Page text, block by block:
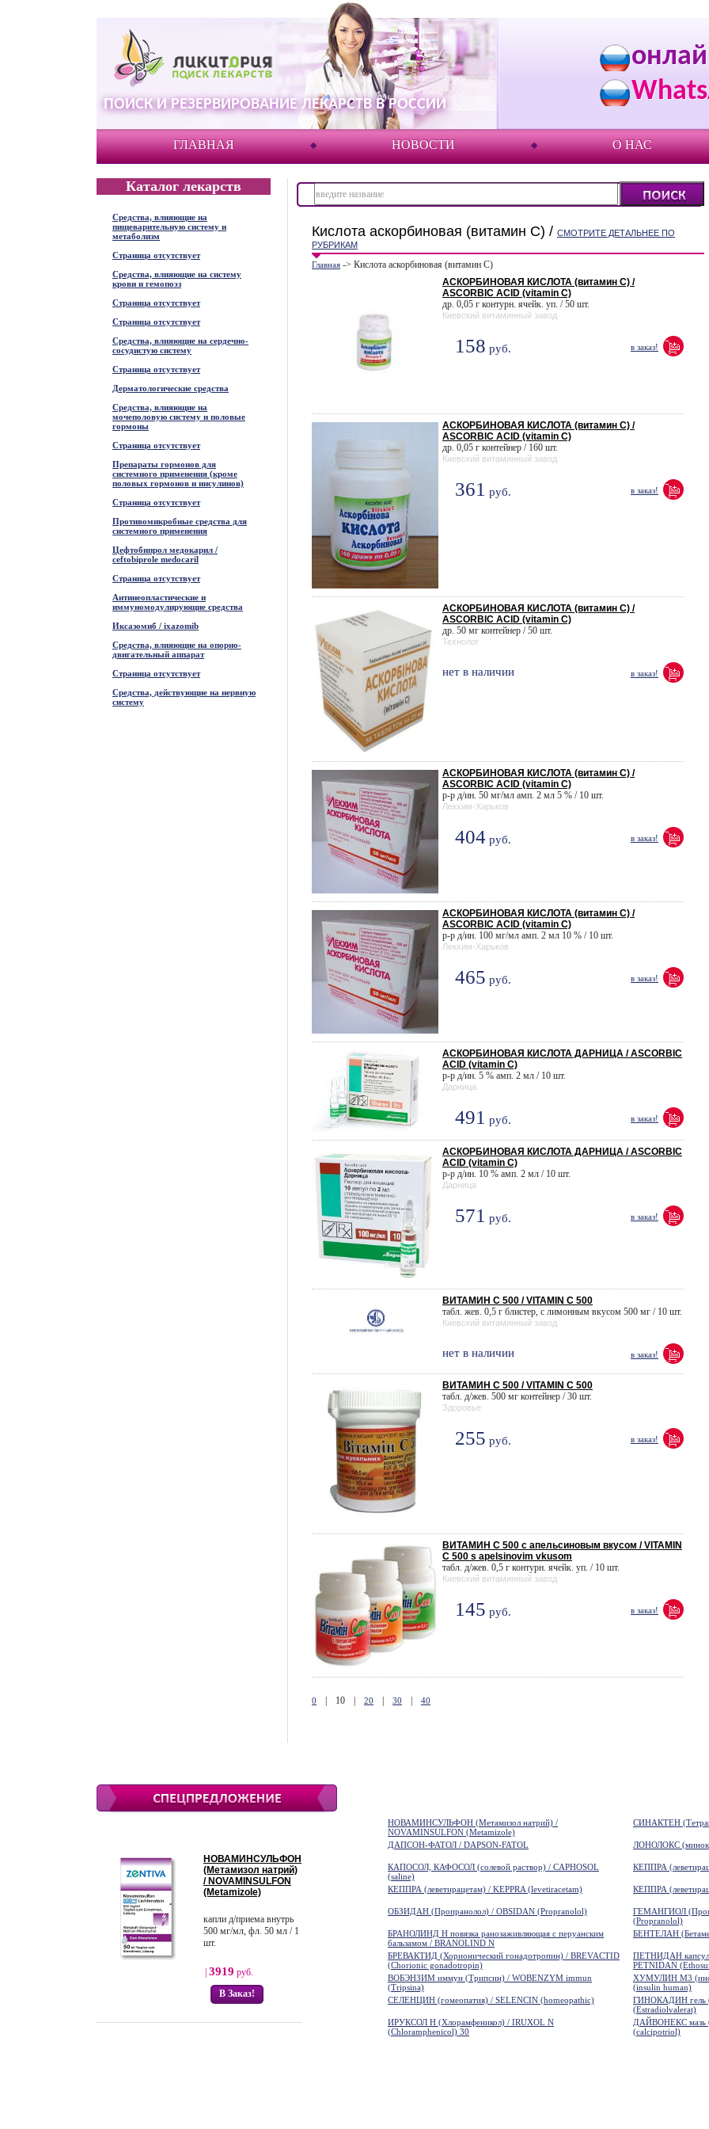
ПОИСК И РЕЗЕРВИРОВАНИЕ ЛЕКАРСТВ В РОССИИ
ГЛАВНАЯ НОВОСТИ О НАС
Каталог лекарств
Средства, влияющие на
пищеварительную систему и
метаболизм
Страница отсутствует
Средства, влияющие на систему
крови и гемопоэз
Страница отсутствует
Страница отсутствует
Средства, влияющие на сердечно-
сосудистую систему
Страница отсутствует
Дерматологические средства
Средства, влияющие на
мочеполовую систему и половые
гормоны
Страница отсутствует
Препараты гормонов для
системного применения (кроме
половых гормонов и инсулинов)
Страница отсутствует
Противомикробные средства для
системного применения
Цефтобипрол медокарил /
ceftobiprole medocaril
Страница отсутствует
Антинеопластические и
иммуномодулирующие средства
Иксазомиб / ixazomib
Средства, влияющие на опорно-
двигательный аппарат
Страница отсутствует
Средства, действующие на нервную
систему
Кислота аскорбиновая (витамин С) / СМОТРИТЕ ДЕТАЛЬНЕЕ ПО
РУБРИКАМ
Главная -> Кислота аскорбиновая (витамин С)
АСКОРБИНОВАЯ КИСЛОТА (витамин С) /
ASCORBIC ACID (vitamin C)
др. 0,05 г контурн. ячейк. уп. / 50 шт.
Киевский витаминный завод
158 руб. в заказ!
АСКОРБИНОВАЯ КИСЛОТА (витамин С) /
ASCORBIC ACID (vitamin C)
др. 0,05 г контейнер / 160 шт.
Киевский витаминный завод
361 руб. в заказ!
АСКОРБИНОВАЯ КИСЛОТА (витамин С) /
ASCORBIC ACID (vitamin C)
др. 50 мг контейнер / 50 шт.
Технолог
нет в наличии в заказ!
АСКОРБИНОВАЯ КИСЛОТА (витамин С) /
ASCORBIC ACID (vitamin C)
р-р д/ин. 50 мг/мл амп. 2 мл 5 % / 10 шт.
Лекхим-Харьков
404 руб. в заказ!
АСКОРБИНОВАЯ КИСЛОТА (витамин С) /
ASCORBIC ACID (vitamin C)
р-р д/ин. 100 мг/мл амп. 2 мл 10 % / 10 шт.
Лекхим-Харьков
465 руб. в заказ!
АСКОРБИНОВАЯ КИСЛОТА ДАРНИЦА / ASCORBIC
ACID (vitamin C)
р-р д/ин. 5 % амп. 2 мл / 10 шт.
Дарница
491 руб. в заказ!
АСКОРБИНОВАЯ КИСЛОТА ДАРНИЦА / ASCORBIC
ACID (vitamin C)
р-р д/ин. 10 % амп. 2 мл / 10 шт.
Дарница
571 руб. в заказ!
ВИТАМИН C 500 / VITAMIN C 500
табл. жев. 0,5 г блистер, с лимонным вкусом 500 мг / 10 шт.
Киевский витаминный завод
нет в наличии в заказ!
ВИТАМИН C 500 / VITAMIN C 500
табл. д/жев. 500 мг контейнер / 30 шт.
Здоровье
255 руб. в заказ!
ВИТАМИН C 500 с апельсиновым вкусом / VITAMIN
C 500 s apelsinovim vkusom
табл. д/жев. 0,5 г контурн. ячейк. уп. / 10 шт.
Киевский витаминный завод
145 руб. в заказ!
0 10 20 30 40
НОВАМИНСУЛЬФОН
(Метамизол натрий)
/ NOVAMINSULFON
(Metamizole)
капли д/приема внутрь
500 мг/мл, фл. 50 мл / 1
шт.
3919 руб.
В Заказ!
НОВАМИНСУЛЬФОН (Метамизол натрий) /
NOVAMINSULFON (Metamizole)
СИНАКТЕН
ДАПСОН-ФАТОЛ / DAPSON-FATOL ЛОНОЛОКС
КАПОСОЛ, КАФОСОЛ (солевой раствор) / CAPHOSOL
(saline)
КЕППРА
КЕППРА (леветирацетам) / KEPPRA (levetiracetam) КЕППРА
ОБЗИДАН (Пропранолол) / OBSIDAN (Propranolol)
ГЕМАНГИОЛ
(Propranolol)
БРАНОЛИНД Н повязка ранозаживляющая с перуанским
бальзамом / BRANOLIND N
БЕНТЕЛАН
БРЕВАКТИД (Хорионический гонадотропин) / BREVACTID
(Chorionic gonadotropin)
ПЕТНИДАН
PETNIDAN
ВОБЭНЗИМ иммун (Трипсин) / WOBENZYM immun
(Tripsina)
ХУМУЛИН М3
(insulin human)
СЕЛЕНЦИН (гомеопатия) / SELENCIN (homeopathic)
ГИНОКАДИН гель
(Estradiolvalerat)
ИРУКСОЛ Н (Хлорамфеникол) / IRUXOL N
(Chloramphenicol) 30
ДАЙВОНЕКС мазь
(calcipotriol)